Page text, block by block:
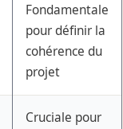
Fondamentale
pour définir la
cohérence du
projet
Cruciale pour